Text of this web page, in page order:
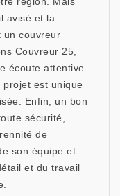
avisé et la
un couvreur
Couvreur 25,
écoute attentive
est unique
Enfin, un bon
sécurité,
de
son équipe et
et du travail